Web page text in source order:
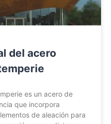
del acero
es un acero de
que incorpora
de aleación para